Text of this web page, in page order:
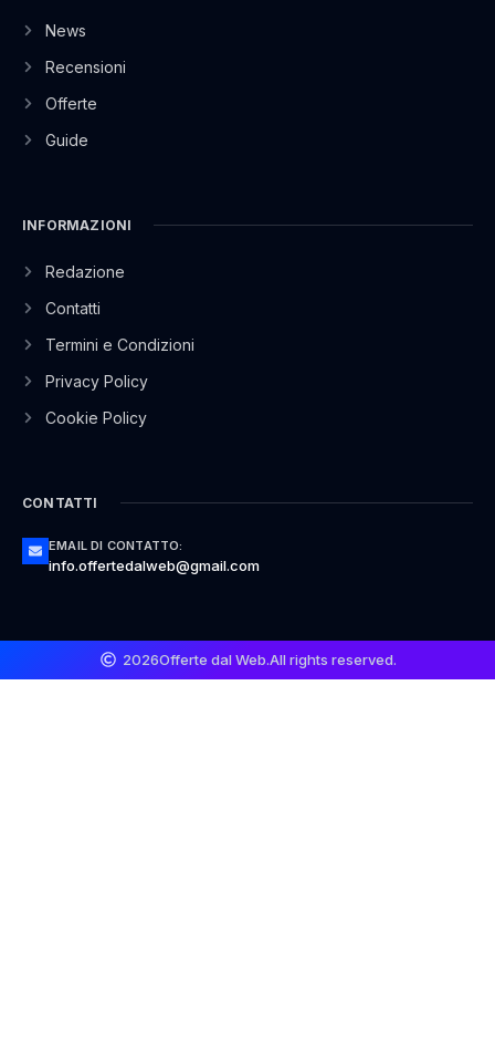
News
Recensioni
Offerte
Guide
INFORMAZIONI
Redazione
Contatti
Termini e Condizioni
Privacy Policy
Cookie Policy
CONTATTI
EMAIL DI CONTATTO:
info.offertedalweb@gmail.com
2026Offerte dal Web.All rights reserved.